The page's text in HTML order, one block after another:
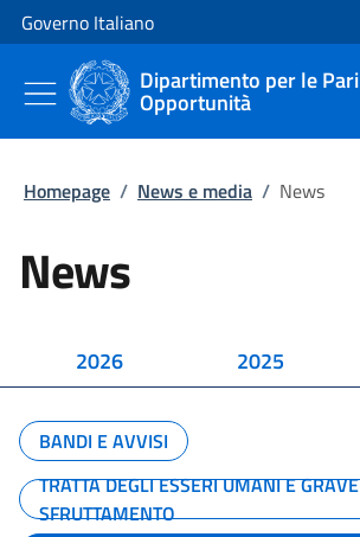
Vai al contenuto
Vai alla navigazione del sito
Governo Italiano
Dipartimento per le Pari
Opportunità
Homepage / News e media / News
News
2026 2025
BANDI E AVVISI
TRATTA DEGLI ESSERI UMANI E GRAVE
SFRUTTAMENTO